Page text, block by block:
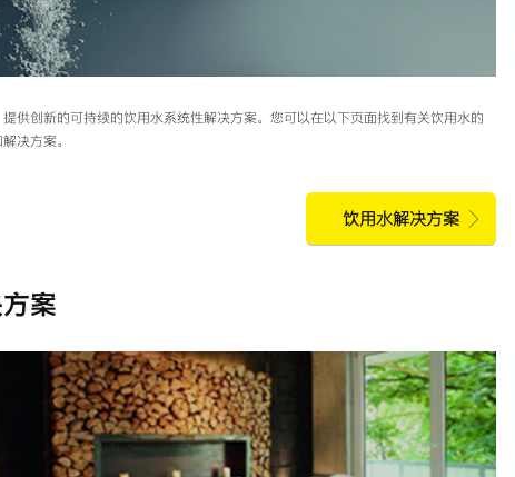
供创新的可持续的饮用水系统性解决方案。您可以在以下页面找到有关饮用水的
决方案。
饮用水解决方案
案